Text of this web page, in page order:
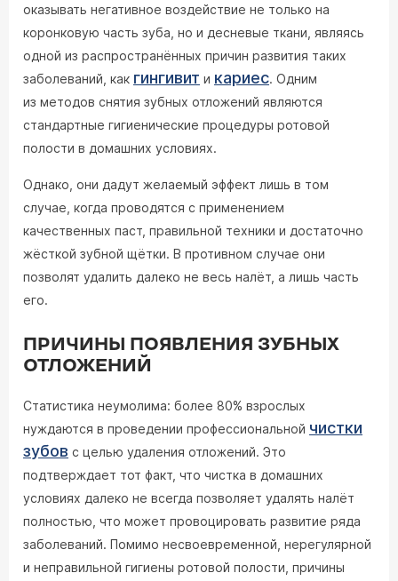
оказывать негативное воздействие не только на
коронковую часть зуба, но и десневые ткани, являясь
одной из распространённых причин развития таких
заболеваний, как гингивит и кариес. Одним
из методов снятия зубных отложений являются
стандартные гигиенические процедуры ротовой
полости в домашних условиях.
Однако, они дадут желаемый эффект лишь в том
случае, когда проводятся с применением
качественных паст, правильной техники и достаточно
жёсткой зубной щётки. В противном случае они
позволят удалить далеко не весь налёт, а лишь часть
его.
ПРИЧИНЫ ПОЯВЛЕНИЯ ЗУБНЫХ
ОТЛОЖЕНИЙ
Статистика неумолима: более 80% взрослых
нуждаются в проведении профессиональной чистки
зубов с целью удаления отложений. Это
подтверждает тот факт, что чистка в домашних
условиях далеко не всегда позволяет удалять налёт
полностью, что может провоцировать развитие ряда
заболеваний. Помимо несвоевременной, нерегулярной
и неправильной гигиены ротовой полости, причины